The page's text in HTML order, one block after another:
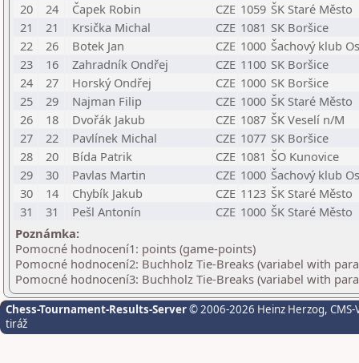
20
24 Čapek Robin CZE 1059 ŠK Staré Město
21
21 Krsička Michal CZE 1081 SK Boršice
22
26 Botek Jan CZE 1000 Šachový klub
23
16 Zahradník Ondřej CZE 1100 SK Boršice
24
27 Horský Ondřej CZE 1000 SK Boršice
25
29 Najman Filip CZE 1000 ŠK Staré Město
26
18 Dvořák Jakub CZE 1087 ŠK Veselí n/M
27
22 Pavlínek Michal CZE 1077 SK Boršice
28
20 Bída Patrik CZE 1081 ŠO Kunovice
29
30 Pavlas Martin CZE 1000 Šachový klub
30
14 Chybík Jakub CZE 1123 ŠK Staré Město
31
31 Pešl Antonín CZE 1000 ŠK Staré Město
Poznámka:
Pomocné hodnocení1: points (game-points)
Pomocné hodnocení2: Buchholz Tie-Breaks (variabel with
Pomocné hodnocení3: Buchholz Tie-Breaks (variabel with
Chess-Tournament-Results-Server© 2006-2026 Heinz Herzog,
tiráž